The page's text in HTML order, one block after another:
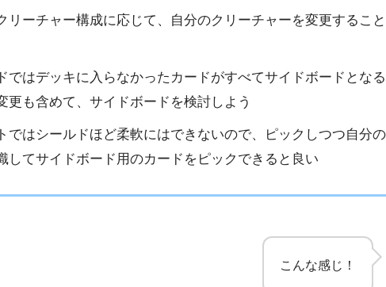
リーチャー構成に応じて、自分のクリーチャーを変更するこ
ではデッキに入らなかったカードがすべてサイドボードとなる
更も含めて、サイドボードを検討しよう
ではシールドほど柔軟にはできないので、ピックしつつ自分
してサイドボード用のカードをピックできると良い
こんな感じ！